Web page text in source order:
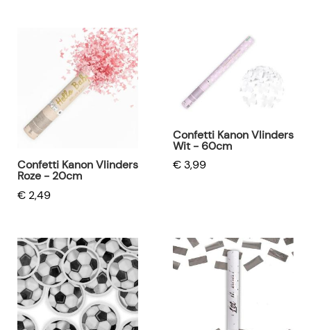
Confetti Kanon Vlinders
Roze - 20cm
€ 2,49
Confetti Kanon Vlinders
Wit - 60cm
€ 3,99